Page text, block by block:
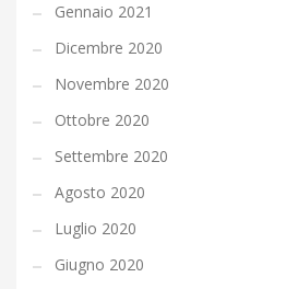
Gennaio 2021
Dicembre 2020
Novembre 2020
Ottobre 2020
Settembre 2020
Agosto 2020
Luglio 2020
Giugno 2020